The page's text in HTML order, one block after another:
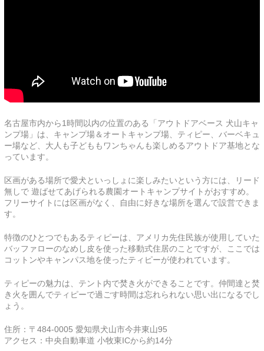
名古屋市内から1時間以内の位置のある「アウトドアベース 犬山キャ
ンプ場」は、キャンプ場＆オートキャンプ場、ティピー、バーベキュ
ー場など、大人も子どももワンちゃんも楽しめるアウトドア基地とな
っています。
区画がある場所で愛犬といっしょに楽しみたいという方には、リード
無しで 遊ばせてあげられる農園オートキャンプサイトがおすすめ。
フリーサイトには区画がなく、自由に好きな場所を選んで設営できま
す。
特徴のひとつでもあるティピーは、アメリカ先住民族が使用していた
バッファローのなめし皮を使った移動式住居のことですが、ここでは
コットンやキャンパス地を使ったティピーが使われています。
ティピーの魅力は、テント内で焚き火ができることです。仲間達と焚
き火を囲んでティピーで過ごす時間は忘れられない思い出になるでし
ょう。
住所：〒484-0005 愛知県犬山市今井東山95
アクセス：中央自動車道 小牧東ICから約14分